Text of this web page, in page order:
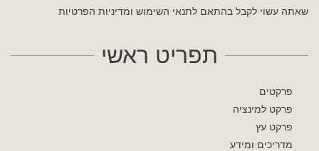
שאתה עשוי לקבל בהתאם לתנאי השימוש ומדיניות הפרטיות
תפריט ראשי
פרקטים
פרקט למינציה
פרקט עץ
מדריכים ומידע